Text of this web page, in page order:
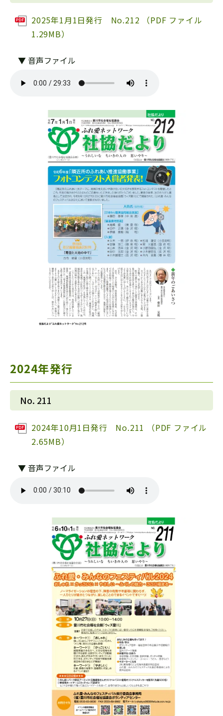
2025年1月1日発行 No.212 （PDF ファイル
1.29MB）
▼ 音声ファイル
2024年発行
No. 211
2024年10月1日発行 No.211 （PDF ファイル
2.65MB）
▼ 音声ファイル